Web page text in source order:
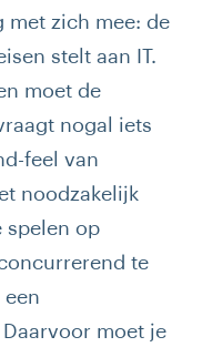
met zich mee: de
stelt aan IT.
moet de
nogal iets
feel van
noodzakelijk
spelen op
te
moet je